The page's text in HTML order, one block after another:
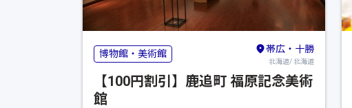
博物館・美術館 帯広・十勝
北海道/ 北海道
【100円割引】鹿追町 福原記念美術
館